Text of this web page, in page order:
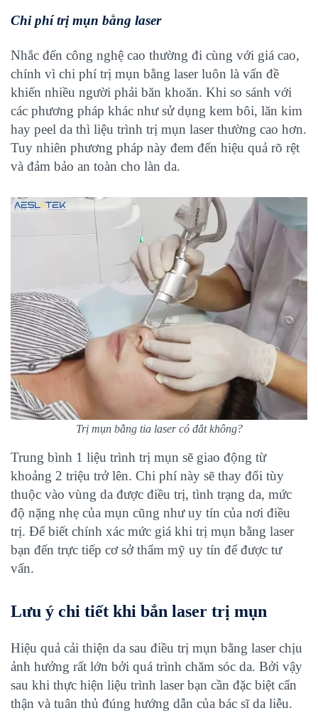
Chi phí trị mụn bằng laser
Nhắc đến công nghệ cao thường đi cùng với giá cao,
chính vì chi phí trị mụn bằng laser luôn là vấn đề
khiến nhiều người phải băn khoăn. Khi so sánh với
các phương pháp khác như sử dụng kem bôi, lăn kim
hay peel da thì liệu trình trị mụn laser thường cao hơn.
Tuy nhiên phương pháp này đem đến hiệu quả rõ rệt
và đảm bảo an toàn cho làn da.
Trị mụn bằng tia laser có đắt không?
Trung bình 1 liệu trình trị mụn sẽ giao động từ
khoảng 2 triệu trở lên. Chi phí này sẽ thay đổi tùy
thuộc vào vùng da được điều trị, tình trạng da, mức
độ nặng nhẹ của mụn cũng như uy tín của nơi điều
trị. Để biết chính xác mức giá khi trị mụn bằng laser
bạn đến trực tiếp cơ sở thẩm mỹ uy tín để được tư
vấn.
Lưu ý chi tiết khi bắn laser trị mụn
Hiệu quả cải thiện da sau điều trị mụn bằng laser chịu
ảnh hưởng rất lớn bởi quá trình chăm sóc da. Bởi vậy
sau khi thực hiện liệu trình laser bạn cần đặc biệt cẩn
thận và tuân thủ đúng hướng dẫn của bác sĩ da liễu.